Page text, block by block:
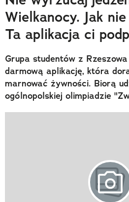
Trendbook Podróżniczy
Polecane
Wielkanocy. Jak
Ta aplikacja ci
Grupa studentów z Rzeszowa
darmową aplikację, która
marnować żywności. Biorą
ogólnopolskiej olimpiadzie